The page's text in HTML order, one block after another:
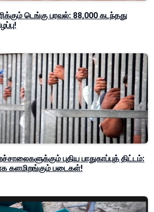
டெங்கு பரவல்: 88,000 கடந்தது
புதிய பாதுகாப்புத் திட்டம்:
களமிறங்கும் படைகள்!